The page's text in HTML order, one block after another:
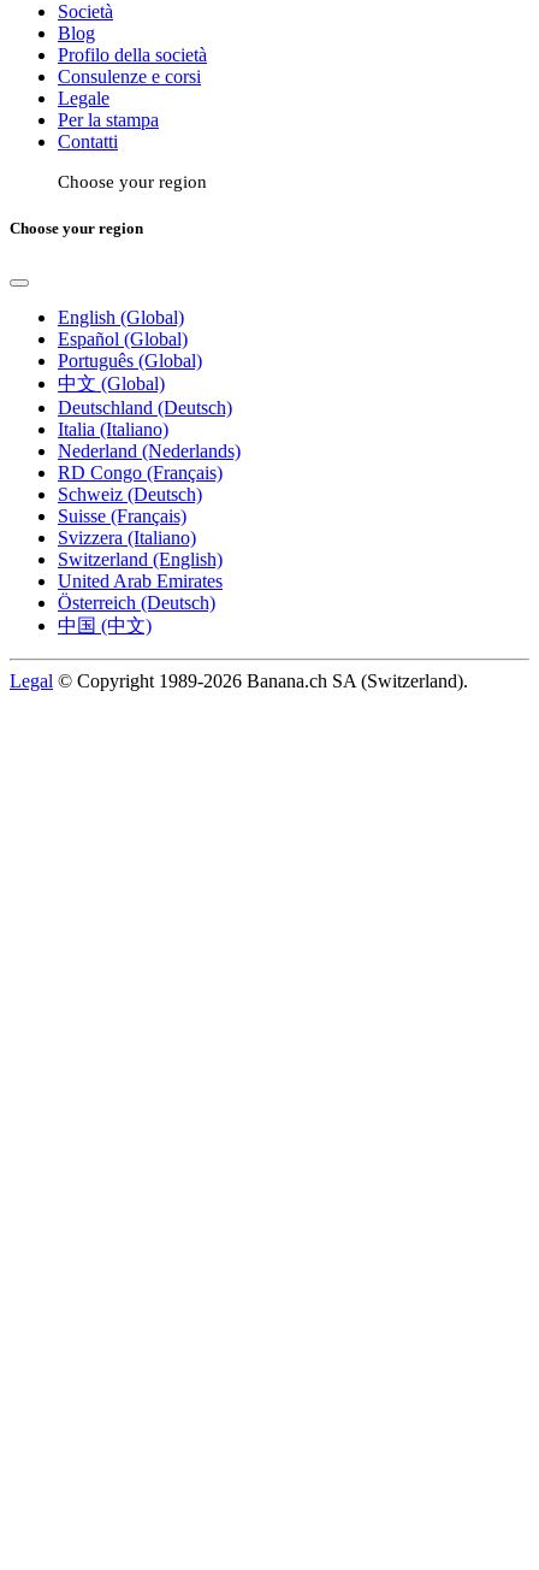
Società
Blog
Profilo della società
Consulenze e corsi
Legale
Per la stampa
Contatti
Choose your region
Choose your region
English (Global)
Español (Global)
Português (Global)
中文 (Global)
Deutschland (Deutsch)
Italia (Italiano)
Nederland (Nederlands)
RD Congo (Français)
Schweiz (Deutsch)
Suisse (Français)
Svizzera (Italiano)
Switzerland (English)
United Arab Emirates
Österreich (Deutsch)
中国 (中文)
Legal © Copyright 1989-2026 Banana.ch SA (Switzerland).